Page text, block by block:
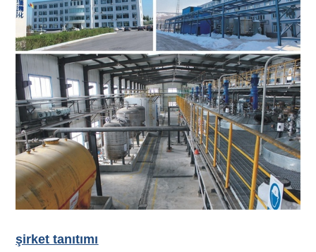
şirket tanıtımı